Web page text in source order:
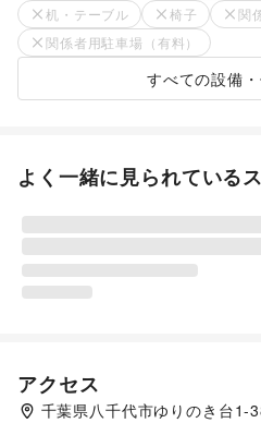
机・テーブル
椅子
関
関係者用駐車場（有料）
すべての設備
よく一緒に見られている
アクセス
千葉県八千代市ゆりのき台1-